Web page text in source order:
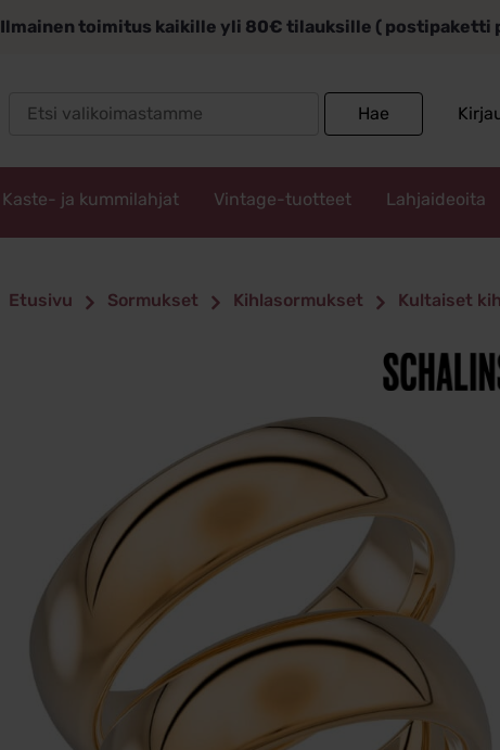
Ilmainen toimitus kaikille yli 80€ tilauksille ( postipaketti
Hae
Kaste- ja kummilahjat Vintage-tuotteet Lahjaideoita
Etusivu Sormukset Kihlasormukset Kultaiset